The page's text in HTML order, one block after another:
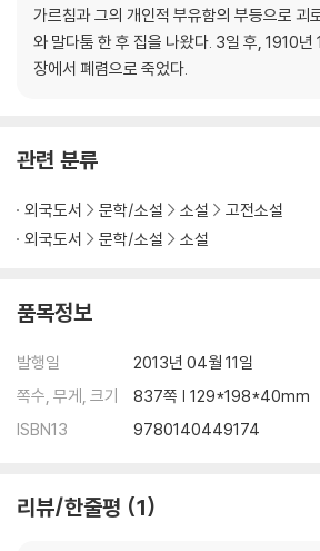
가르침과 그의 개인적 부유함의 부등으로 괴
와 말다툼 한 후 집을 나왔다. 3일 후, 1910년
장에서 폐렴으로 죽었다.
관련 분류
외국도서 문학/소설 소설
고전소설
외국도서
문학/소설 소설
품목정보
발행일
2013년 04월 11일
쪽수, 무게, 크기
837쪽 | 129*198*40mm
ISBN13
9780140449174
리뷰/한줄평 1